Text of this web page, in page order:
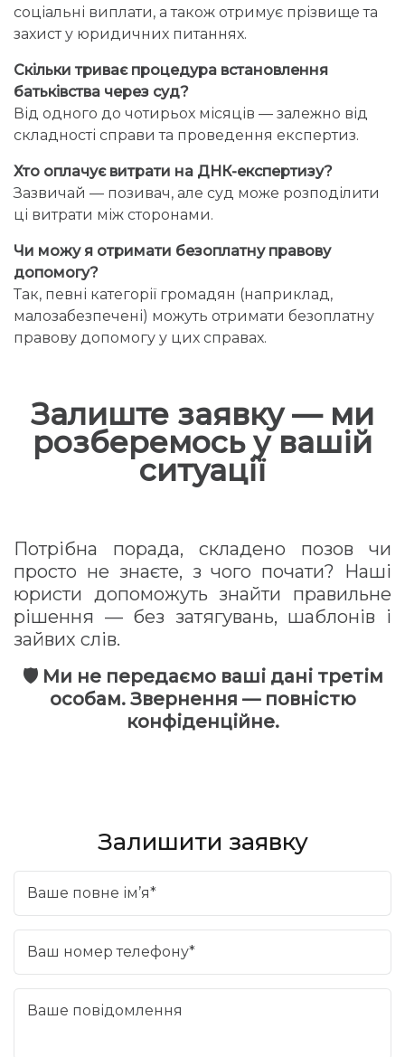
соціальні виплати, а також отримує прізвище та
захист у юридичних питаннях.
Скільки триває процедура встановлення
батьківства через суд?
Від одного до чотирьох місяців — залежно від
складності справи та проведення експертиз.
Хто оплачує витрати на ДНК-експертизу?
Зазвичай — позивач, але суд може розподілити
ці витрати між сторонами.
Чи можу я отримати безоплатну правову
допомогу?
Так, певні категорії громадян (наприклад,
малозабезпечені) можуть отримати безоплатну
правову допомогу у цих справах.
Залиште заявку — ми
розберемось у вашій
ситуації
Потрібна порада, складено позов чи
просто не знаєте, з чого почати? Наші
юристи допоможуть знайти правильне
рішення — без затягувань, шаблонів і
зайвих слів.
🛡 Ми не передаємо ваші дані третім
особам. Звернення — повністю
конфіденційне.
Залишити заявку
Ваше повне ім’я*
Ваш номер телефону*
Ваше повідомлення